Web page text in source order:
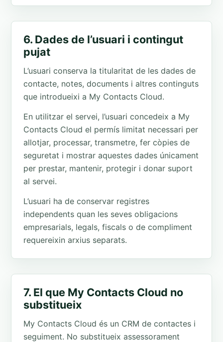
6. Dades de l’usuari i contingut
pujat
L’usuari conserva la titularitat de les dades de
contacte, notes, documents i altres continguts
que introdueixi a My Contacts Cloud.
En utilitzar el servei, l’usuari concedeix a My
Contacts Cloud el permís limitat necessari per
allotjar, processar, transmetre, fer còpies de
seguretat i mostrar aquestes dades únicament
per prestar, mantenir, protegir i donar suport
al servei.
L’usuari ha de conservar registres
independents quan les seves obligacions
empresarials, legals, fiscals o de compliment
requereixin arxius separats.
7. El que My Contacts Cloud no
substitueix
My Contacts Cloud és un CRM de contactes i
seguiment. No substitueix assessorament